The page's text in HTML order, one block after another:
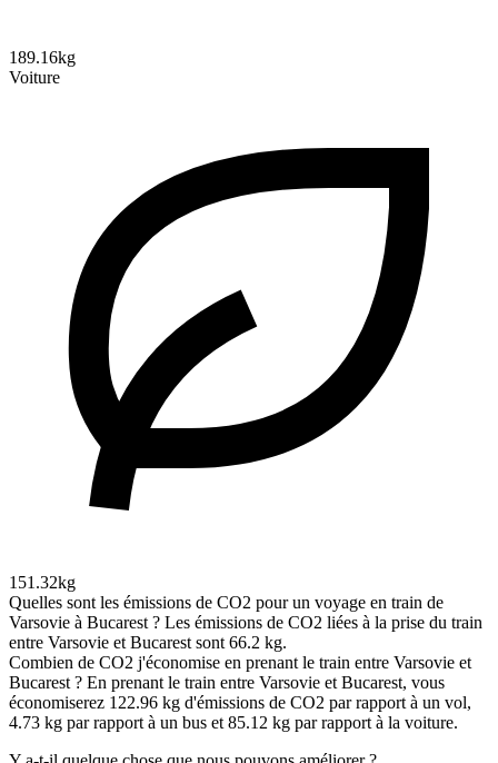
189.16kg
Voiture
151.32kg
Quelles sont les émissions de CO2 pour un voyage en train de
Varsovie à Bucarest ? Les émissions de CO2 liées à la prise du train
entre Varsovie et Bucarest sont 66.2 kg.
Combien de CO2 j'économise en prenant le train entre Varsovie et
Bucarest ? En prenant le train entre Varsovie et Bucarest, vous
économiserez 122.96 kg d'émissions de CO2 par rapport à un vol,
4.73 kg par rapport à un bus et 85.12 kg par rapport à la voiture.